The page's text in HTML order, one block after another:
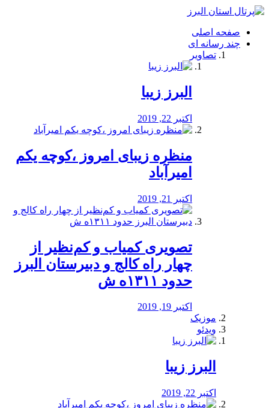
فصد
شرق
تهران
خشکشویی
صفحه اصلی
چند رسانه ای
تصاویر
البرز زیبا
اکتبر 22, 2019
منظره‌‌ زیبای امروز ،کوچه یکم
امیرآباد
اکتبر 21, 2019
️تصویری کمیاب و کم‌نظیر از
چهار راه كالج و دبيرستان البرز
حدود ۱۳۱۱ه ش
اکتبر 19, 2019
موزیک
ویدئو
البرز زیبا
اکتبر 22, 2019